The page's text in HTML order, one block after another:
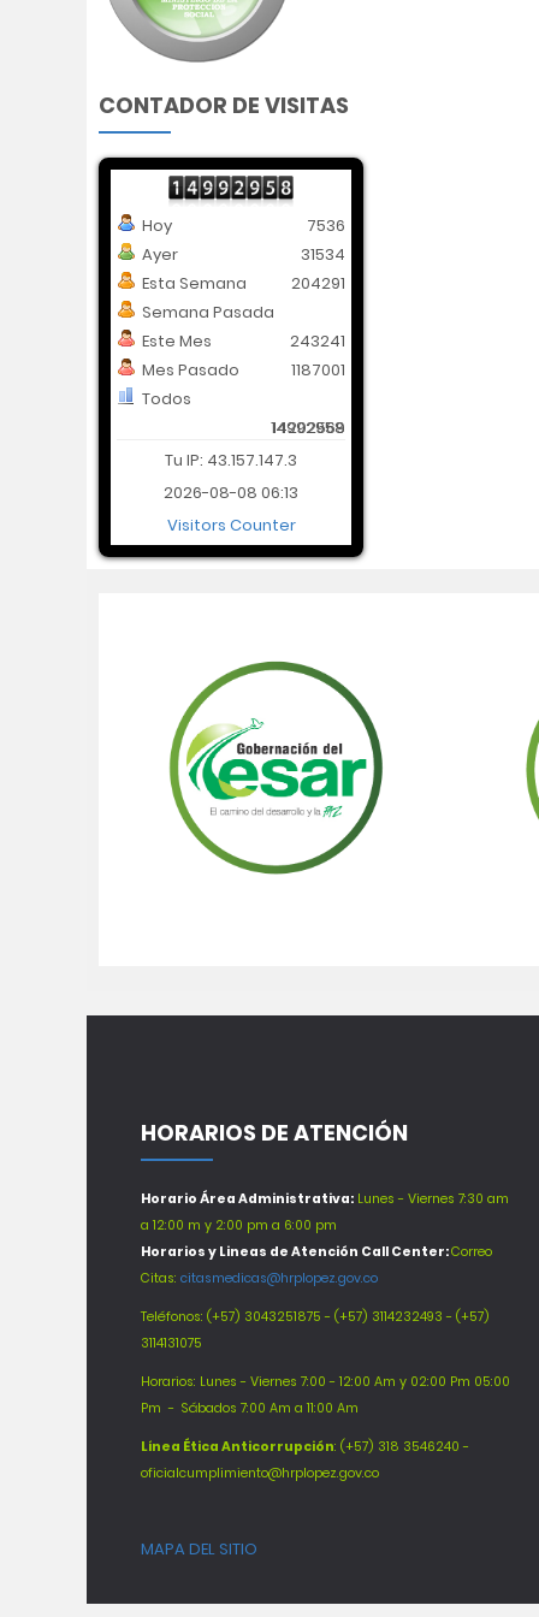
CONTADOR DE VISITAS
Hoy
Ayer
Esta Semana
Semana Pasada
Este Mes
Mes Pasado
Todos
7536
31534
204291
14202569
243241
1187001
14992958
Tu IP: 43.157.147.3
2026-08-08 06:13
Visitors Counter
HORARIOS DE ATENCIÓN
Horario Área Administrativa: Lunes - Viernes 7:30 am
a 12:00 m y 2:00 pm a 6:00 pm
Horarios y Lineas de Atención Call Center:Correo
Citas: citasmedicas@hrplopez.gov.co
Teléfonos: (+57) 3043251875 - (+57) 3114232493 - (+57)
3114131075
Horarios: Lunes - Viernes 7:00 - 12:00 Am y 02:00 Pm 05:00
Pm - Sábados 7:00 Am a 11:00 Am
Línea Ética Anticorrupción: (+57) 318 3546240 -
oficialcumplimiento@hrplopez.gov.co
MAPA DEL SITIO